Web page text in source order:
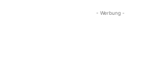
- Werbung -